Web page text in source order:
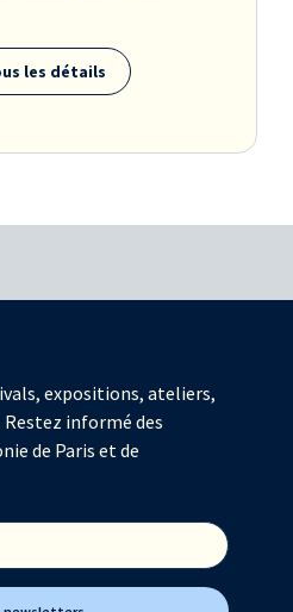
les détails
expositions, ateliers,
informé des
de Paris et de